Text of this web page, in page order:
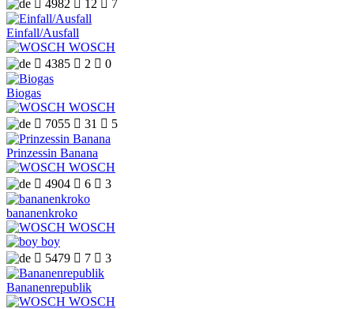
4982 12 7
Einfall/Ausfall
WOSCH
 4385  2  0
Biogas
WOSCH
 7055  31  5
Prinzessin Banana
WOSCH
 4904  6  3
bananenkroko
WOSCH
boy
 5479  7  3
Bananenrepublik
WOSCH